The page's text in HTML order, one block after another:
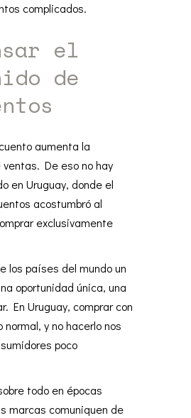
complicados.
el
de
aumenta la
De eso no hay
en Uruguay, donde el
acostumbró al
exclusivamente
los países del mundo un
oportunidad única, una
En Uruguay, comprar con
y no hacerlo nos
poco
todo en épocas
marcas comuniquen de